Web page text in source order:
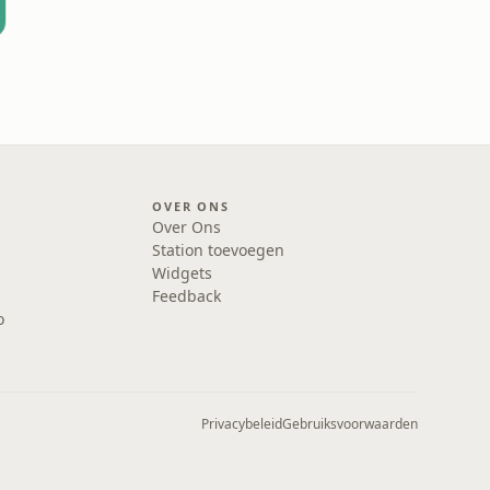
OVER ONS
Over Ons
Station toevoegen
Widgets
Feedback
PrivacybeleidGebruiksvoorwaarden